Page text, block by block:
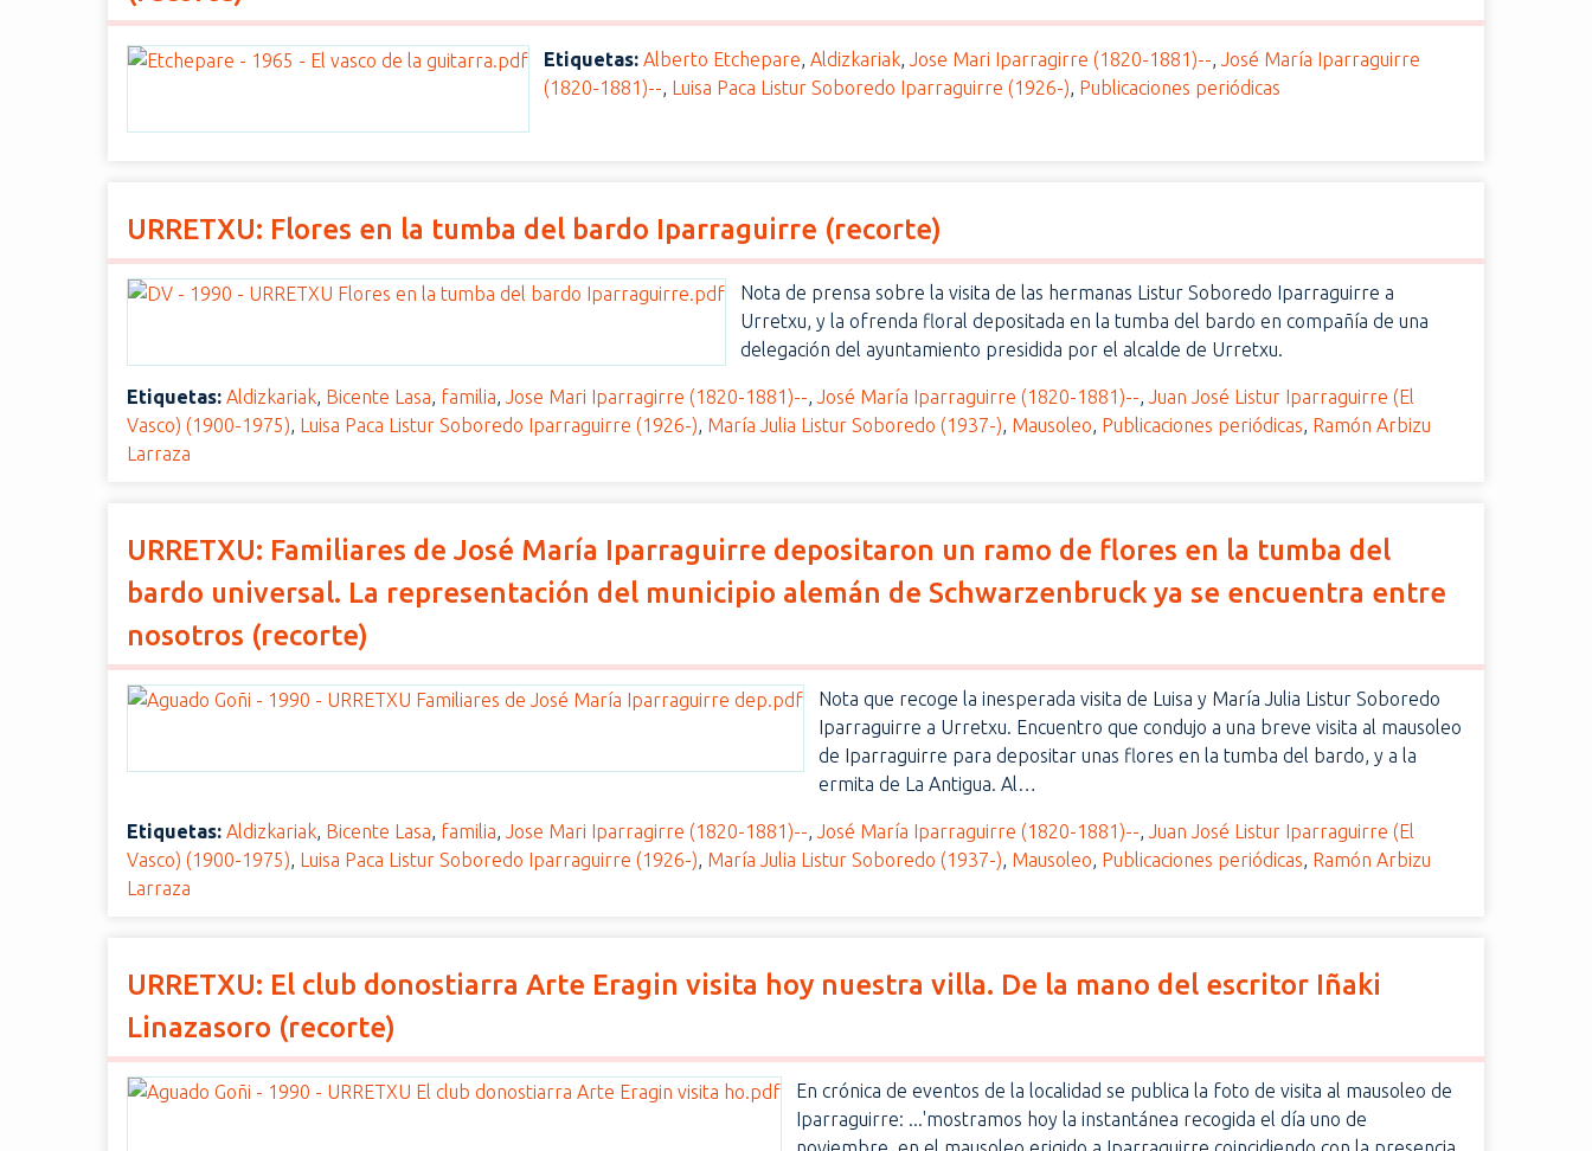
Etiquetas: Alberto Etchepare,Aldizkariak,Jose Mari Iparragirre (1820-1881)--,José María Iparraguirre
(1820-1881)--, Luisa Paca Listur Soboredo Iparraguirre (1926-), Publicaciones periódicas
URRETXU: Flores en la tumba del bardo Iparraguirre (recorte)
Nota de prensa sobre la visita de las hermanas Listur Soboredo Iparraguirre a
Urretxu, y la ofrenda floral depositada en la tumba del bardo en compañía de una
delegación del ayuntamiento presidida por el alcalde de Urretxu.
Etiquetas: Aldizkariak, Bicente Lasa, familia,Jose Mari Iparragirre (1820-1881)--,José María Iparraguirre (1820-1881)--,Juan José Listur Iparraguirre (El
Vasco) (1900-1975), Luisa Paca Listur Soboredo Iparraguirre (1926-), María Julia Listur Soboredo (1937-), Mausoleo, Publicaciones periódicas, Ramón Arbizu
Larraza
URRETXU: Familiares de José María Iparraguirre depositaron un ramo de flores en la tumba del
bardo universal. La representación del municipio alemán de Schwarzenbruck ya se encuentra entre
nosotros (recorte)
Nota que recoge la inesperada visita de Luisa y María Julia Listur Soboredo
Iparraguirre a Urretxu. Encuentro que condujo a una breve visita al mausoleo
de Iparraguirre para depositar unas flores en la tumba del bardo, y a la
ermita de La Antigua. Al…
Etiquetas: Aldizkariak, Bicente Lasa, familia,Jose Mari Iparragirre (1820-1881)--,José María Iparraguirre (1820-1881)--,Juan José Listur Iparraguirre (El
Vasco) (1900-1975), Luisa Paca Listur Soboredo Iparraguirre (1926-), María Julia Listur Soboredo (1937-), Mausoleo, Publicaciones periódicas, Ramón Arbizu
Larraza
URRETXU: El club donostiarra Arte Eragin visita hoy nuestra villa. De la mano del escritor Iñaki
Linazasoro (recorte)
En crónica de eventos de la localidad se publica la foto de visita al mausoleo de
Iparraguirre: ...'mostramos hoy la instantánea recogida el día uno de